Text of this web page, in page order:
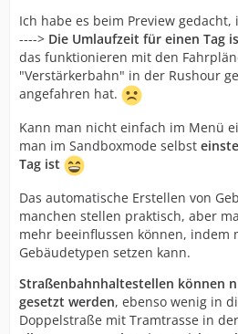
Ich habe es beim Preview
----> Die Umlaufzeit für einen Tag
das funktionieren mit den
"Verstärkerbahn" in der Rushour
angefahren hat.
Kann man nicht einfach im Menü
man im Sandboxmode selbst
Tag ist
Das automatische Erstellen von
manchen stellen praktisch, aber
mehr beeinflussen können, indem
Gebäudetypen setzen kann.
Straßenbahnhaltestellen können
gesetzt werden, ebenso wenig in
Doppelstraße mit Tramtrasse in